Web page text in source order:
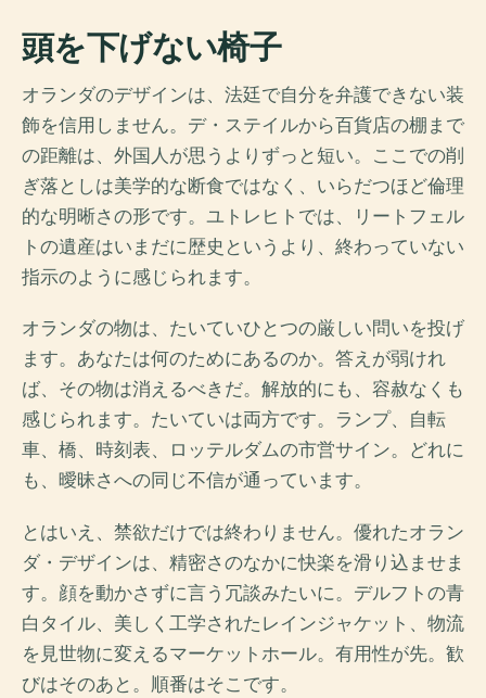
頭を下げない椅子
オランダのデザインは、法廷で自分を弁護できない装
飾を信用しません。デ・ステイルから百貨店の棚まで
の距離は、外国人が思うよりずっと短い。ここでの削
ぎ落としは美学的な断食ではなく、いらだつほど倫理
的な明晰さの形です。ユトレヒトでは、リートフェル
トの遺産はいまだに歴史というより、終わっていない
指示のように感じられます。
オランダの物は、たいていひとつの厳しい問いを投げ
ます。あなたは何のためにあるのか。答えが弱けれ
ば、その物は消えるべきだ。解放的にも、容赦なくも
感じられます。たいていは両方です。ランプ、自転
車、橋、時刻表、ロッテルダムの市営サイン。どれに
も、曖昧さへの同じ不信が通っています。
とはいえ、禁欲だけでは終わりません。優れたオラン
ダ・デザインは、精密さのなかに快楽を滑り込ませま
す。顔を動かさずに言う冗談みたいに。デルフトの青
白タイル、美しく工学されたレインジャケット、物流
を見世物に変えるマーケットホール。有用性が先。歓
びはそのあと。順番はそこです。